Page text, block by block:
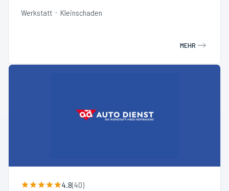
Werkstatt Kleinschaden
MEHR
4.8(40)